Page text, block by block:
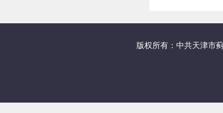
版权所有：中共天津市